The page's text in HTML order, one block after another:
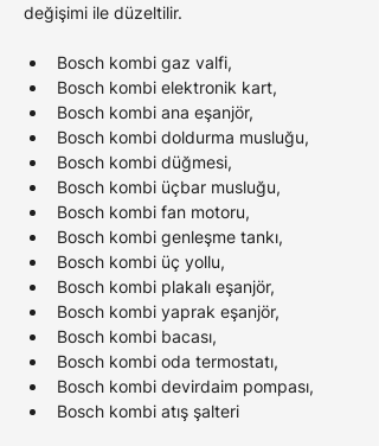
değişimi ile düzeltilir.
Bosch kombi gaz valfi,
Bosch kombi elektronik kart,
Bosch kombi ana eşanjör,
Bosch kombi doldurma musluğu,
Bosch kombi düğmesi,
Bosch kombi üçbar musluğu,
Bosch kombi fan motoru,
Bosch kombi genleşme tankı,
Bosch kombi üç yollu,
Bosch kombi plakalı eşanjör,
Bosch kombi yaprak eşanjör,
Bosch kombi bacası,
Bosch kombi oda termostatı,
Bosch kombi devirdaim pompası,
Bosch kombi atış şalteri